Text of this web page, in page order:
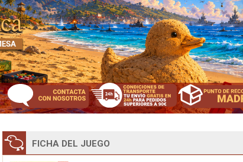
FICHA DEL JUEGO